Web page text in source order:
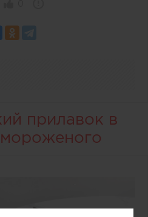
прилавок в
мороженого